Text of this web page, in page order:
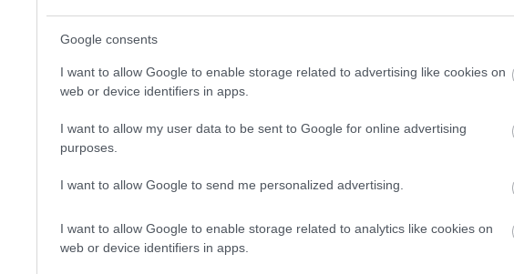
Google consents
I want to allow Google to enable storage related to advertising like cookies on
web or device identifiers in apps.
I want to allow my user data to be sent to Google for online advertising
purposes.
I want to allow Google to send me personalized advertising.
I want to allow Google to enable storage related to analytics like cookies on
web or device identifiers in apps.
A húsipari cég a 2013-as mentőakció óta mintegy…
,magánkéz,önkormányzat
amit a Fidesz-kormány magánkézbe ad, már